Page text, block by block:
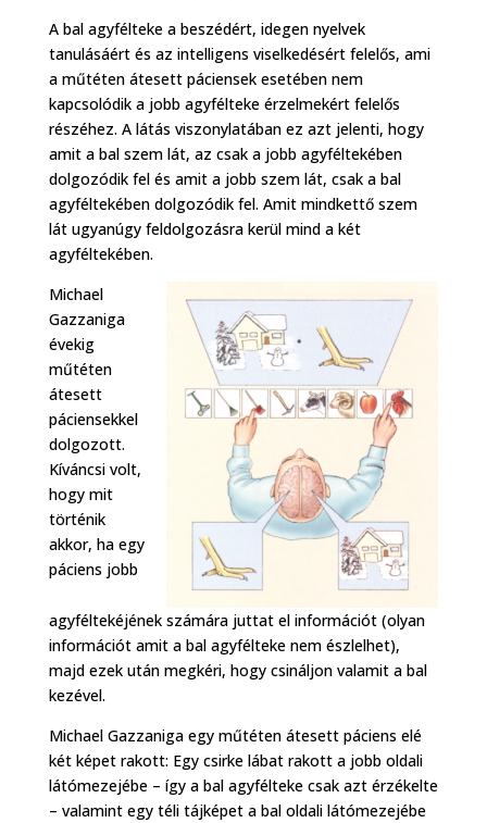
A bal agyfélteke a beszédért, idegen nyelvek
tanulásáért és az intelligens viselkedésért felelős, ami
a műtéten átesett páciensek esetében nem
kapcsolódik a jobb agyfélteke érzelmekért felelős
részéhez. A látás viszonylatában ez azt jelenti, hogy
amit a bal szem lát, az csak a jobb agyféltekében
dolgozódik fel és amit a jobb szem lát, csak a bal
agyféltekében dolgozódik fel. Amit mindkettő szem
lát ugyanúgy feldolgozásra kerül mind a két
agyféltekében.
Michael
Gazzaniga
évekig
műtéten
átesett
páciensekkel
dolgozott.
Kíváncsi volt,
hogy mit
történik
akkor, ha egy
páciens jobb
agyféltekéjének számára juttat el információt (olyan
információt amit a bal agyfélteke nem észlelhet),
majd ezek után megkéri, hogy csináljon valamit a bal
kezével.
Michael Gazzaniga egy műtéten átesett páciens elé
két képet rakott: Egy csirke lábat rakott a jobb oldali
látómezejébe – így a bal agyfélteke csak azt érzékelte
– valamint egy téli tájképet a bal oldali látómezejébe